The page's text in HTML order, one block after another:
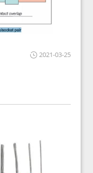
2021-03-25